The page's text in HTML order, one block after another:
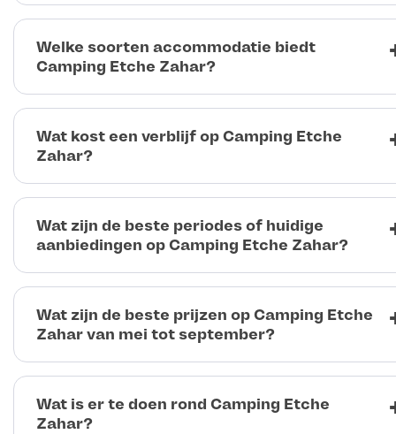
Welke soorten accommodatie biedt
Camping Etche Zahar?
Wat kost een verblijf op Camping Etche
Zahar?
Wat zijn de beste periodes of huidige
aanbiedingen op Camping Etche Zahar?
Wat zijn de beste prijzen op Camping Etche
Zahar van mei tot september?
Wat is er te doen rond Camping Etche
Zahar?